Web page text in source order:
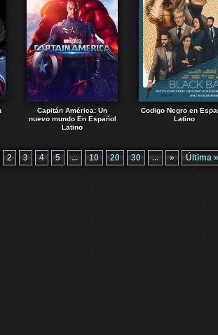
Capitán América: Un
nuevo mundo En Español
Latino
Codigo Negro en
Latino
2 3 4 5 ... 10 20 30 ... » Última »